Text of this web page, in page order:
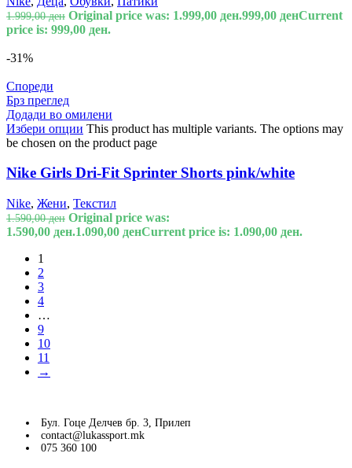
1.999,00ден Original price was: 1.999,00 ден.999,00 денCurrent
price is: 999,00 ден.
-31%
Спореди
Брз преглед
Додади во омилени
Избери опции This product has multiple variants. The options may
be chosen on the product page
Nike Girls Dri-Fit Sprinter Shorts pink/white
Nike, Жени, Текстил
1.590,00ден Original price was:
1.590,00 ден.1.090,00 денCurrent price is: 1.090,00 ден.
1
2
3
4
…
9
10
11
→
Бул. Гоце Делчев бр. 3, Прилеп
contact@lukassport.mk
075 360 100